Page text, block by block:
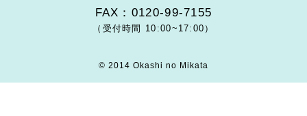
FAX：0120-99-7155
（受付時間 10:00~17:00）
© 2014 Okashi no Mikata